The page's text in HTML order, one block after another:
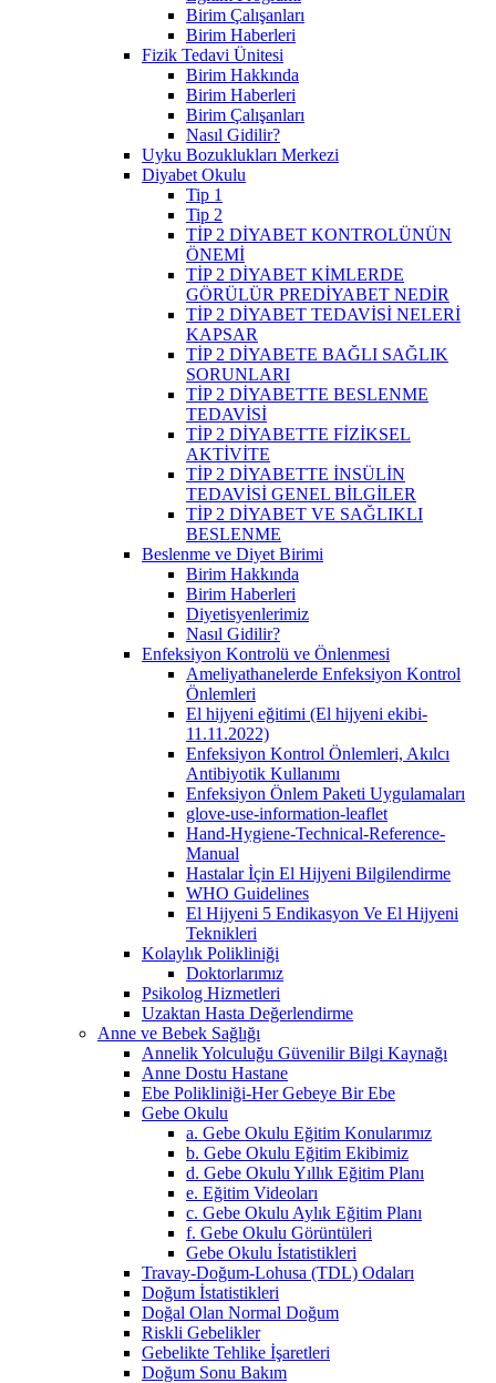
Birim Çalışanları
Birim Haberleri
Fizik Tedavi Ünitesi
Birim Hakkında
Birim Haberleri
Birim Çalışanları
Nasıl Gidilir?
Uyku Bozuklukları Merkezi
Diyabet Okulu
Tip 1
Tip 2
TİP 2 DİYABET KONTROLÜNÜN
ÖNEMİ
TİP 2 DİYABET KİMLERDE
GÖRÜLÜR PREDİYABET NEDİR
TİP 2 DİYABET TEDAVİSİ NELERİ
KAPSAR
TİP 2 DİYABETE BAĞLI SAĞLIK
SORUNLARI
TİP 2 DİYABETTE BESLENME
TEDAVİSİ
TİP 2 DİYABETTE FİZİKSEL
AKTİVİTE
TİP 2 DİYABETTE İNSÜLİN
TEDAVİSİ GENEL BİLGİLER
TİP 2 DİYABET VE SAĞLIKLI
BESLENME
Beslenme ve Diyet Birimi
Birim Hakkında
Birim Haberleri
Diyetisyenlerimiz
Nasıl Gidilir?
Enfeksiyon Kontrolü ve Önlenmesi
Ameliyathanelerde Enfeksiyon Kontrol
Önlemleri
El hijyeni eğitimi (El hijyeni ekibi-
11.11.2022)
Enfeksiyon Kontrol Önlemleri, Akılcı
Antibiyotik Kullanımı
Enfeksiyon Önlem Paketi Uygulamaları
glove-use-information-leaflet
Hand-Hygiene-Technical-Reference-
Manual
Hastalar İçin El Hijyeni Bilgilendirme
WHO Guidelines
El Hijyeni 5 Endikasyon Ve El Hijyeni
Teknikleri
Kolaylık Polikliniği
Doktorlarımız
Psikolog Hizmetleri
Uzaktan Hasta Değerlendirme
Anne ve Bebek Sağlığı
Annelik Yolculuğu Güvenilir Bilgi Kaynağı
Anne Dostu Hastane
Ebe Polikliniği-Her Gebeye Bir Ebe
Gebe Okulu
a. Gebe Okulu Eğitim Konularımız
b. Gebe Okulu Eğitim Ekibimiz
d. Gebe Okulu Yıllık Eğitim Planı
e. Eğitim Videoları
c. Gebe Okulu Aylık Eğitim Planı
f. Gebe Okulu Görüntüleri
Gebe Okulu İstatistikleri
Travay-Doğum-Lohusa (TDL) Odaları
Doğum İstatistikleri
Doğal Olan Normal Doğum
Riskli Gebelikler
Gebelikte Tehlike İşaretleri
Doğum Sonu Bakım